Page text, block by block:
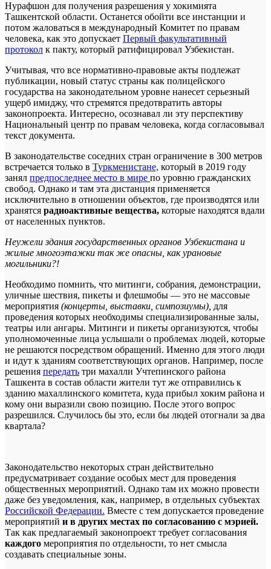
Нурафшон для получения разрешения у хокимията
Ташкентской области. Останется обойти все инстанции и
потом жаловаться в международный Комитет по правам
человека, как это допускает Первый факультативный
протокол к пакту, который ратифицировал Узбекистан.
Учитывая, что все нормативно-правовые акты подлежат
публикации, новый статус страны как полицейского
государства на законодательном уровне нанесет серьезный
ущерб имиджу, что стремятся предотвратить авторы
законопроекта. Интересно, осознавал ли эту перспективу
Национальный центр по правам человека, когда согласовывал
текст документа.
В законодательстве соседних стран ограничение в 300 метров
встречается только в Туркменистане, который в 2019 году
занял предпоследнее место в мире по уровню гражданских
свобод. Однако и там эта дистанция применяется
исключительно в отношении объектов, где производятся или
хранятся радиоактивные вещества, которые находятся вдали
от населенных пунктов.
Неужели здания государственных органов Узбекистана и
жилые многоэтажки так же опасны, как урановые
могильники?!
Необходимо помнить, что митинги, собрания, демонстрации,
уличные шествия, пикеты и флешмобы — это не массовые
мероприятия (концерты, выставки, симпозиумы), для
проведения которых необходимы специализированные залы,
театры или ангары. Митинги и пикеты организуются, чтобы
уполномоченные лица услышали о проблемах людей, которые
не решаются посредством обращений. Именно для этого люди
и идут к зданиям соответствующих органов. Например, после
решения передать три махалли Учтепинского района
Ташкента в состав области жители тут же отправились к
зданию махаллинского комитета, куда прибыл хоким района и
кому они выразили свою позицию. После этого вопрос
разрешился. Случилось бы это, если бы людей отогнали за два
квартала?
Законодательство некоторых стран действительно
предусматривает создание особых мест для проведения
общественных мероприятий. Однако там их можно провести
даже без уведомления, как, например, в отдельных субъектах
Российской Федерации. Вместе с тем допускается проведение
мероприятий и в других местах по согласованию с мэрией.
Так как предлагаемый законопроект требует согласования
каждого мероприятия по отдельности, то нет смысла
создавать специальные зоны.